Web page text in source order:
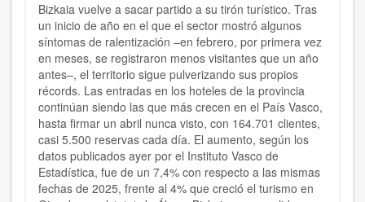
Bizkaia vuelve a sacar partido a su tirón turístico. Tras
un inicio de año en el que el sector mostró algunos
síntomas de ralentización –en febrero, por primera vez
en meses, se registraron menos visitantes que un año
antes–, el territorio sigue pulverizando sus propios
récords. Las entradas en los hoteles de la provincia
continúan siendo las que más crecen en el País Vasco,
hasta firmar un abril nunca visto, con 164.701 clientes,
casi 5.500 reservas cada día. El aumento, según los
datos publicados ayer por el Instituto Vasco de
Estadística, fue de un 7,4% con respecto a las mismas
fechas de 2025, frente al 4% que creció el turismo en